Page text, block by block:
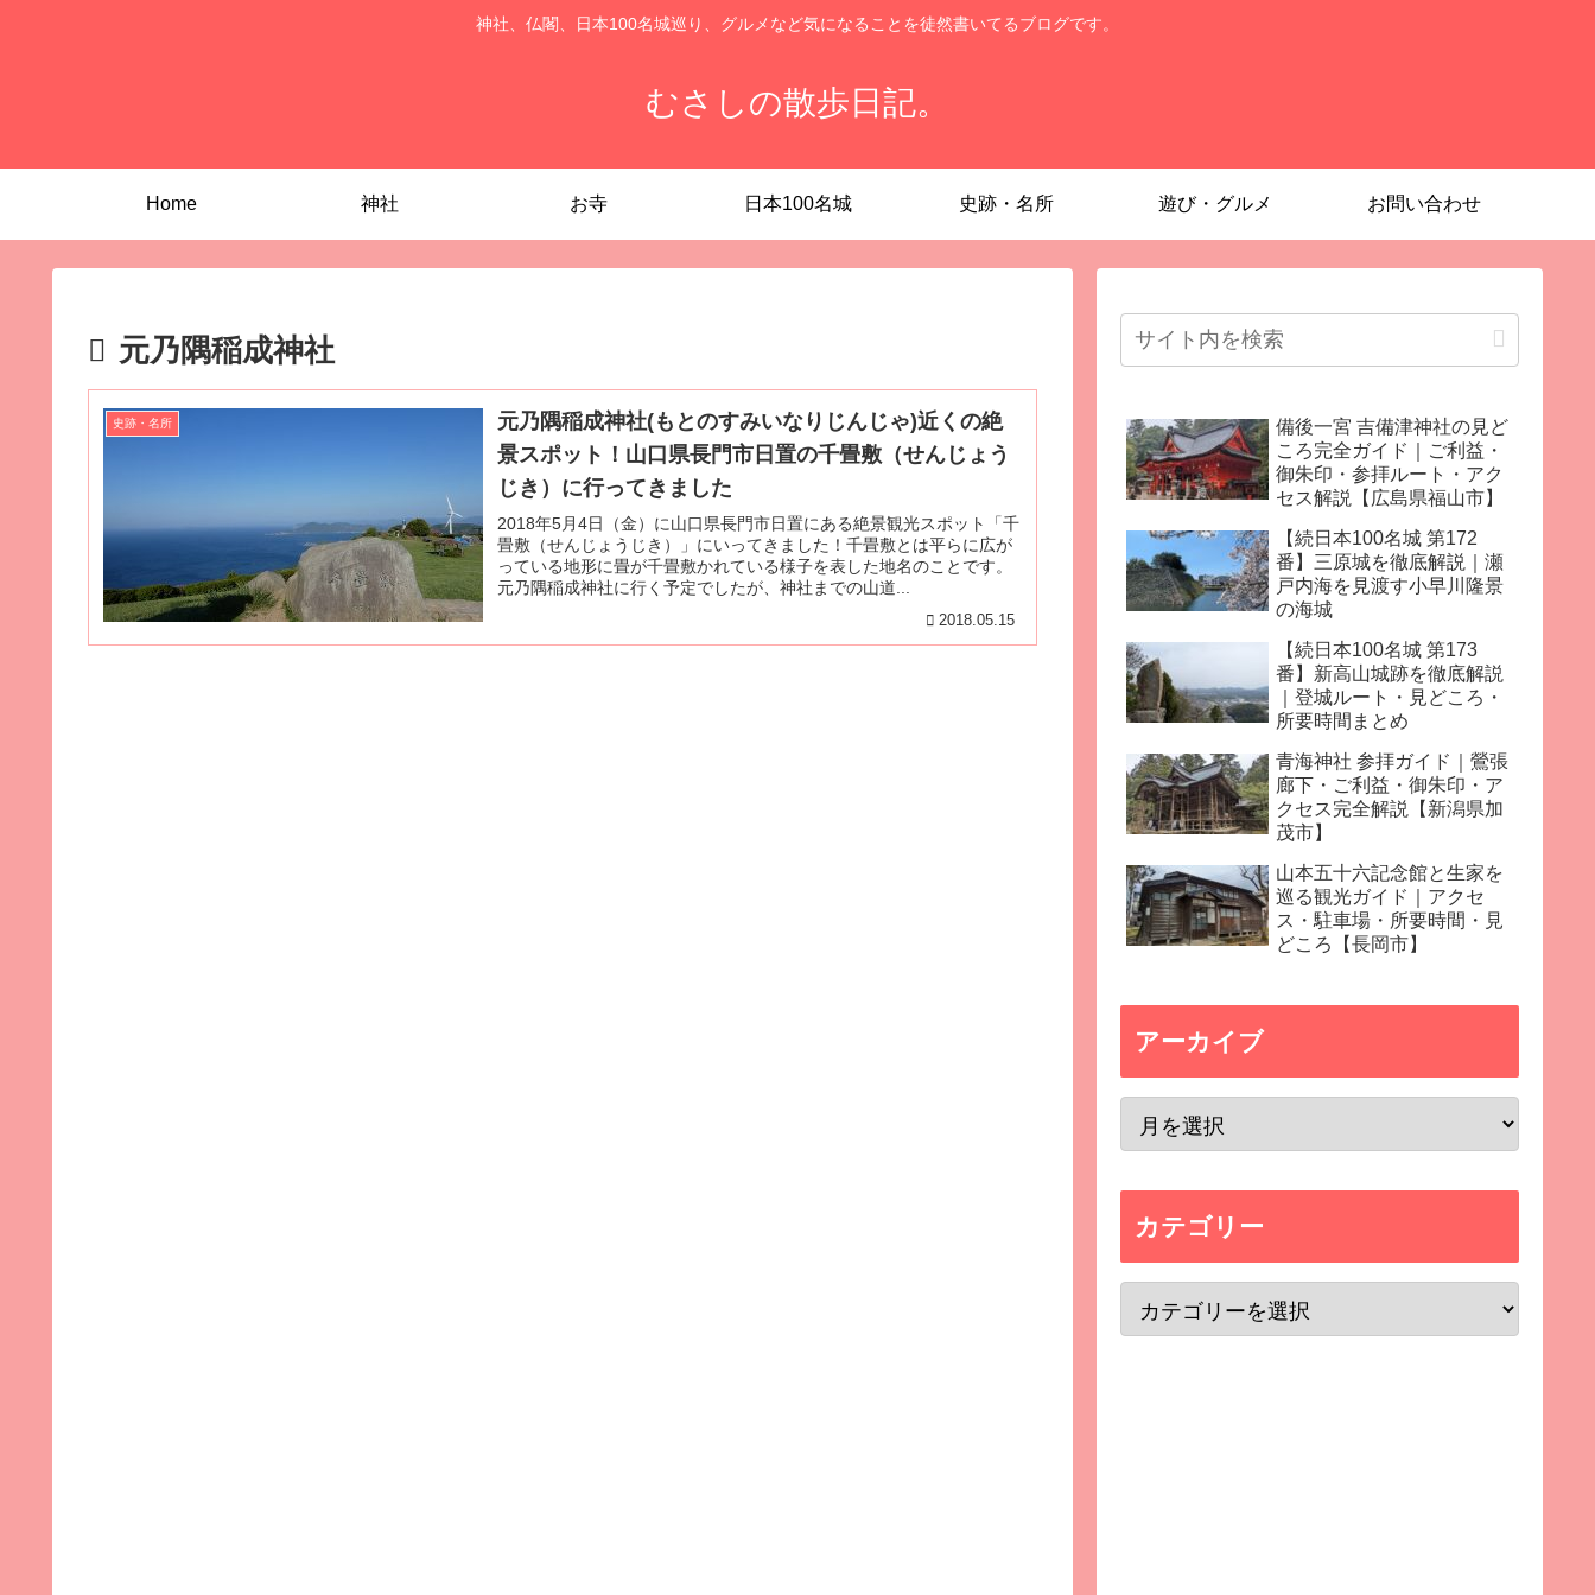
神社、仏閣、日本100名城巡り、グルメなど気になることを徒然書いてるブログです。
むさしの散歩日記。
Home 神社 お寺 日本100名城 史跡・名所 遊び・グルメ お問い合わせ
元乃隅稲成神社
史跡・名所
元乃隅稲成神社(もとのすみいなりじんじゃ)近くの絶
景スポット！山口県長門市日置の千畳敷（せんじょう
じき）に行ってきました
2018年5月4日（金）に山口県長門市日置にある絶景観光スポット「千
畳敷（せんじょうじき）」にいってきました！千畳敷とは平らに広が
っている地形に畳が千畳敷かれている様子を表した地名のことです。
元乃隅稲成神社に行く予定でしたが、神社までの山道...
2018.05.15
備後一宮 吉備津神社の見ど
ころ完全ガイド｜ご利益・
御朱印・参拝ルート・アク
セス解説【広島県福山市】
【続日本100名城 第172
番】三原城を徹底解説｜瀬
戸内海を見渡す小早川隆景
の海城
【続日本100名城 第173
番】新高山城跡を徹底解説
｜登城ルート・見どころ・
所要時間まとめ
青海神社 参拝ガイド｜鶯張
廊下・ご利益・御朱印・ア
クセス完全解説【新潟県加
茂市】
山本五十六記念館と生家を
巡る観光ガイド｜アクセ
ス・駐車場・所要時間・見
どころ【長岡市】
アーカイブ
カテゴリー